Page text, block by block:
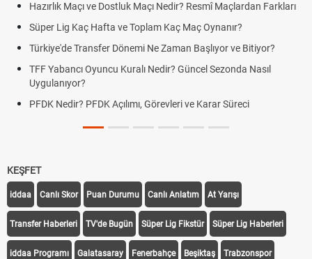
Hazırlık Maçı ve Dostluk Maçı Nedir? Resmî Maçlardan Farkları
Süper Lig Kaç Hafta ve Toplam Kaç Maç Oynanır?
Türkiye'de Transfer Dönemi Ne Zaman Başlıyor ve Bitiyor?
TFF Yabancı Oyuncu Kuralı Nedir? Güncel Sezonda Nasıl
Uygulanıyor?
PFDK Nedir? PFDK Açılımı, Görevleri ve Karar Süreci
KEŞFET
iddaa Canlı Skor Puan Durumu Canlı Anlatım At Yarışı
Transfer Haberleri TV'de Bugün Süper Lig Fikstür Süper Lig Haberleri
iddaa Programı Galatasaray Fenerbahçe Beşiktaş Trabzonspor